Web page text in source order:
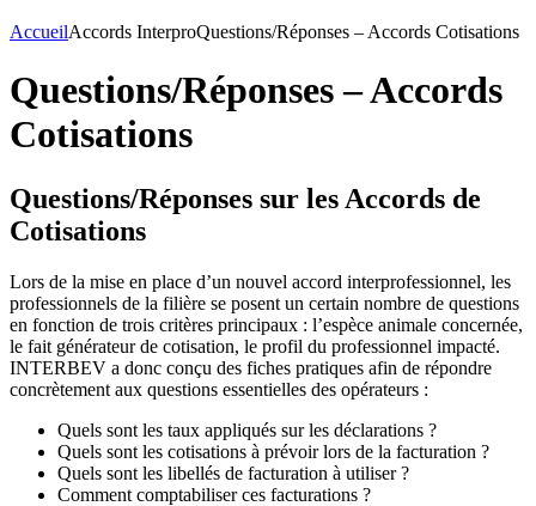
AccueilAccords InterproQuestions/Réponses – Accords Cotisations
Questions/Réponses – Accords
Cotisations
Questions/Réponses sur les Accords de
Cotisations
Lors de la mise en place d’un nouvel accord interprofessionnel, les
professionnels de la filière se posent un certain nombre de questions
en fonction de trois critères principaux : l’espèce animale concernée,
le fait générateur de cotisation, le profil du professionnel impacté.
INTERBEV a donc conçu des fiches pratiques afin de répondre
concrètement aux questions essentielles des opérateurs :
Quels sont les taux appliqués sur les déclarations ?
Quels sont les cotisations à prévoir lors de la facturation ?
Quels sont les libellés de facturation à utiliser ?
Comment comptabiliser ces facturations ?